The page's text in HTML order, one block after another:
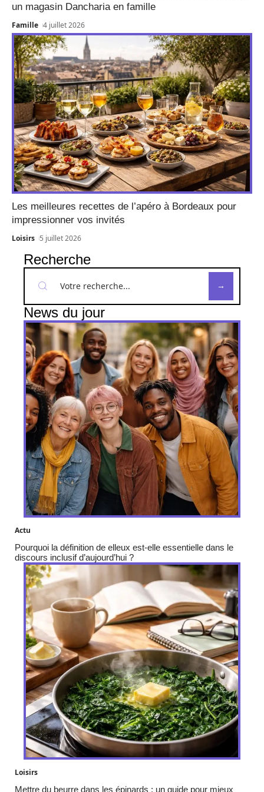
un magasin Dancharia en famille
Famille 4 juillet 2026
Les meilleures recettes de l’apéro à Bordeaux pour
impressionner vos invités
Loisirs 5 juillet 2026
Recherche
News du jour
Actu
Pourquoi la définition de elleux est-elle essentielle dans le
discours inclusif d’aujourd’hui ?
Loisirs
Mettre du beurre dans les épinards : un guide pour mieux